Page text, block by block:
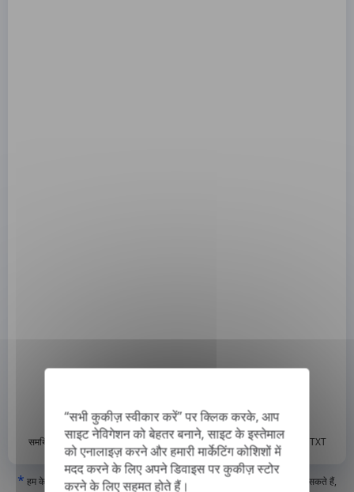
“सभी कुकीज़ स्वीकार करें” पर क्लिक करके, आप
साइट नेविगेशन को बेहतर बनाने, साइट के इस्तेमाल
को एनालाइज़ करने और हमारी मार्केटिंग कोशिशों में
मदद करने के लिए अपने डिवाइस पर कुकीज़ स्टोर
करने के लिए सहमत होते हैं।
समर्थित प्रारूप: DOC, DOCX, ODT, PDF*, CSV, PPTX, XLSX, XLS, RTF, TXT
* हम केवल 'सच्चे' या डिजिटल रूप से बनाए गए PDF और सर्चेबल PDF का अनुवाद कर सकते हैं,